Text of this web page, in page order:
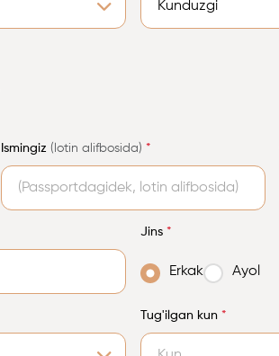
Ismingiz (lotin alifbosida) *
Jins *
Erkak Ayol
Tug'ilgan kun *